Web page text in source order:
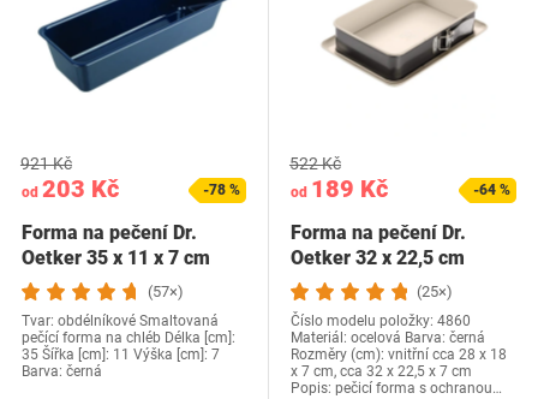
od 203 Kč
921 Kč
-78 %
Forma na pečení Dr.
Oetker 35 x 11 x 7 cm
(57×)
Tvar: obdélníkové Smaltovaná
pečící forma na chléb Délka [cm]:
35 Šířka [cm]: 11 Výška [cm]: 7
Barva: černá
od 189 Kč
522 Kč
-64 %
Forma na pečení Dr.
Oetker 32 x 22,5 cm
(25×)
Číslo modelu položky: 4860
Materiál: ocelová Barva: černá
Rozměry (cm): vnitřní cca 28 x 18
x 7 cm, cca 32 x 22,5 x 7 cm
Popis: pečicí forma s ochranou…